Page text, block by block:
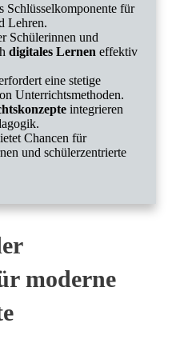
Schlüsselkomponente für
Lehren.
Schülerinnen und
digitales Lernen effektiv
eine stetige
Unterrichtsmethoden.
integrieren
Chancen für
und schülerzentrierte
moderne